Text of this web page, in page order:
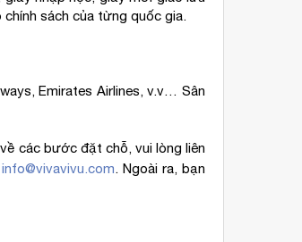
sách của từng quốc gia.
Emirates Airlines, v.v… Sân
các bước đặt chỗ, vui lòng liên
info@vivavivu.com. Ngoài ra, bạn